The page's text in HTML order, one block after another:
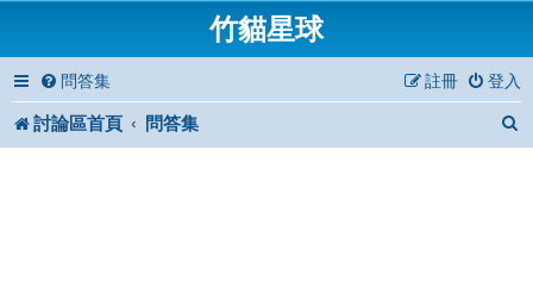
竹貓星球
問答集 登入
註冊
討論區首頁 問答集